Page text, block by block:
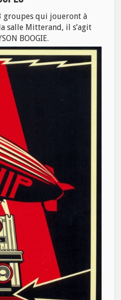
groupes qui joueront à
salle Mitterand, il s’agit
BOOGIE.